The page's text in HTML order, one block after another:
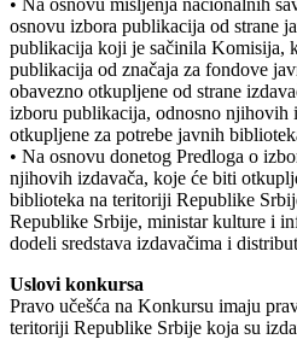
osnovu izbora publikacija od strane
publikacija koji je sačinila Komisija,
publikacija od značaja za fondove
obavezno otkupljene od strane
izboru publikacija, odnosno njihovih
otkupljene za potrebe javnih
• Na osnovu donetog Predloga o
njihovih izdavača, koje će biti
biblioteka na teritoriji Republike
Republike Srbije, ministar kulture i
dodeli sredstava izdavačima i
Uslovi konkursa
Pravo učešća na Konkursu imaju
teritoriji Republike Srbije koja su